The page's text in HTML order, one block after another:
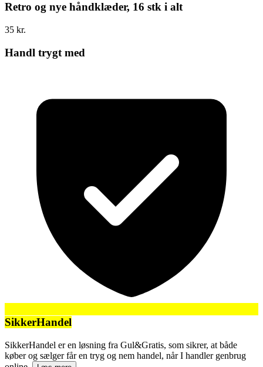
Retro og nye håndklæder, 16 stk i alt
35 kr.
Handl trygt med
SikkerHandel
SikkerHandel er en løsning fra Gul&Gratis, som sikrer, at både
køber og sælger får en tryg og nem handel, når I handler genbrug